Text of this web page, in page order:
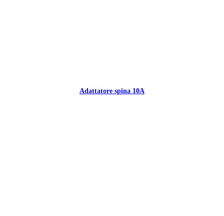
Adattatore spina 10A